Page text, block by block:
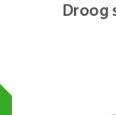
Droog